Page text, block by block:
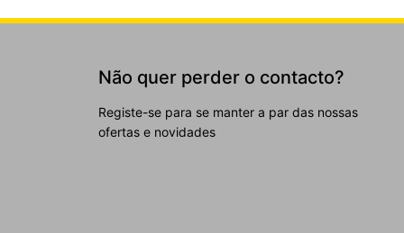
Não quer perder o contacto?
Registe-se para se manter a par das nossas
ofertas e novidades